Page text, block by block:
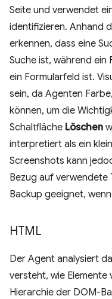
Seite und verwendet
identifizieren. Anhand
erkennen, dass eine
Suche ist, während ein
ein Formularfeld ist.
sein, da Agenten
können, um die
Schaltfläche Löschen
interpretiert als ein
Screenshots kann
Bezug auf verwendete
Backup geeignet,
HTML
Der Agent analysiert
versteht, wie
Hierarchie der DOM-